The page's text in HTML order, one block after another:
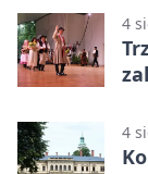
4
4